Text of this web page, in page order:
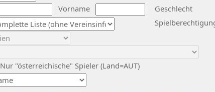
Vorname
Geschlecht
Nur "österreichische" Spieler (Land=AUT)